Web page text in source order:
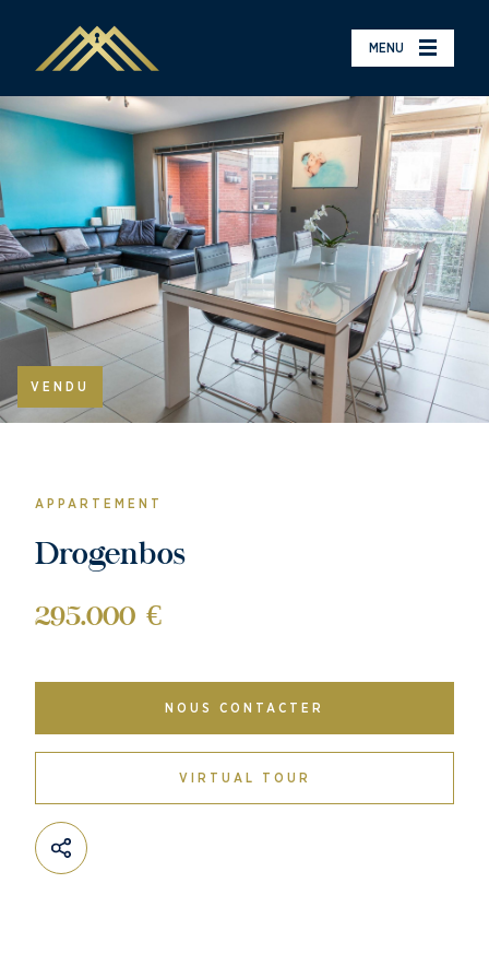
MENU
VENDU
APPARTEMENT
Drogenbos
295.000 €
NOUS CONTACTER
VIRTUAL TOUR